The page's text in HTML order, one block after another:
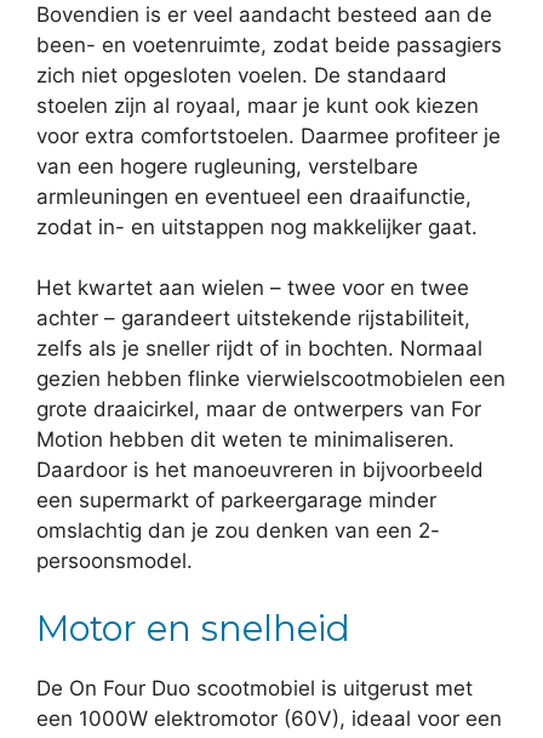
Bovendien is er veel aandacht besteed aan de
been- en voetenruimte, zodat beide passagiers
zich niet opgesloten voelen. De standaard
stoelen zijn al royaal, maar je kunt ook kiezen
voor extra comfortstoelen. Daarmee profiteer je
van een hogere rugleuning, verstelbare
armleuningen en eventueel een draaifunctie,
zodat in- en uitstappen nog makkelijker gaat.
Het kwartet aan wielen – twee voor en twee
achter – garandeert uitstekende rijstabiliteit,
zelfs als je sneller rijdt of in bochten. Normaal
gezien hebben flinke vierwielscootmobielen een
grote draaicirkel, maar de ontwerpers van For
Motion hebben dit weten te minimaliseren.
Daardoor is het manoeuvreren in bijvoorbeeld
een supermarkt of parkeergarage minder
omslachtig dan je zou denken van een 2-
persoonsmodel.
Motor en snelheid
De On Four Duo scootmobiel is uitgerust met
een 1000W elektromotor (60V), ideaal voor een